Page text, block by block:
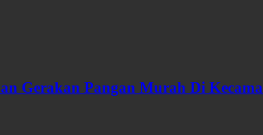
Gerakan Pangan Murah Di